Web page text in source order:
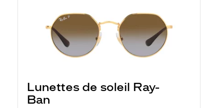
Lunettes de soleil Ray-
Ban